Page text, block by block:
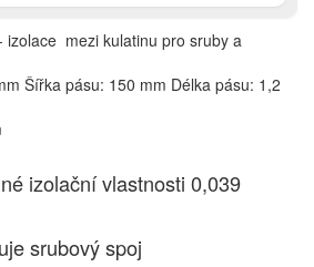
izolace mezi kulatinu pro sruby a
Šířka pásu: 150 mm Délka pásu: 1,2
izolační vlastnosti 0,039
srubový spoj